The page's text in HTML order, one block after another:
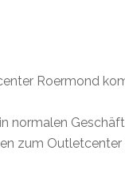
Roermond
normalen
zum